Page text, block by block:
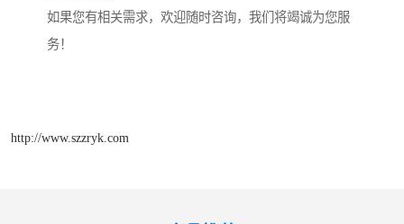
如果您有相关需求，欢迎随时咨询，我们将竭诚为您服
务！
http://www.szzryk.com